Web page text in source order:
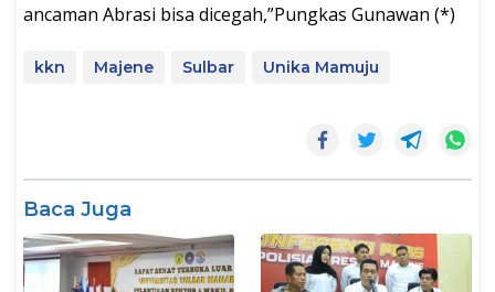
ancaman Abrasi bisa dicegah,”Pungkas Gunawan (*)
kkn Majene Sulbar Unika Mamuju
Baca Juga